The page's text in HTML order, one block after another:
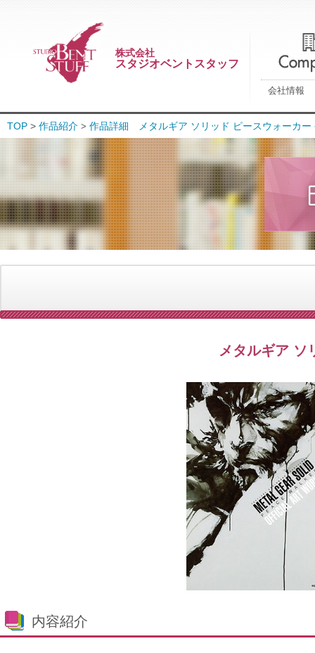
株式会社
スタジオベントスタッフ
会社情報
TOP > 作品紹介 > 作品詳細 メタルギア ソリッド ピースウォーカー
メタルギア ソ
内容紹介